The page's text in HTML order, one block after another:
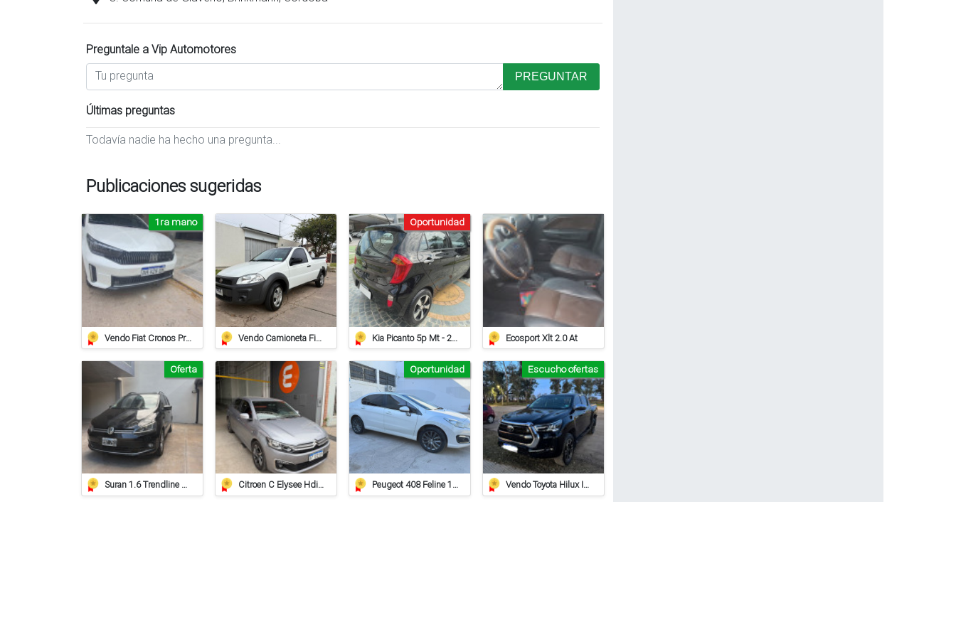
Preguntale a Vip Automotores
PREGUNTAR
Últimas preguntas
Todavía nadie ha hecho una pregunta...
Publicaciones sugeridas
Vendo Fiat Cronos Precision 2025 Cvt 16.000km
1ra mano
Vendo Camioneta Fiat Strada Working Kia Picanto 5p Mt - 2014 - 97.000km
Oportunidad
Ecosport Xlt 2.0 At
Suran 1.6 Trendline 2015 – Impecable
Oferta
Citroen C Elysee Hdi Feel 2018 Peugeot 408 Feline 1.6 Hdi
Oportunidad
Vendo Toyota Hilux Impecable
Escucho ofertas